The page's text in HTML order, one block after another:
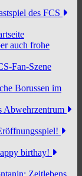
des FCS
auch frohe
Fan-Szene
Borussen im
Abwehrzentrum
birthay!
Zeitlebens